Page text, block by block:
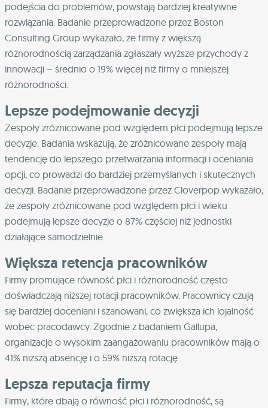
podejścia do problemów, powstają bardziej kreatywne
rozwiązania. Badanie przeprowadzone przez Boston
Consulting Group wykazało, że firmy z większą
różnorodnością zarządzania zgłaszały wyższe przychody z
innowacji – średnio o 19% więcej niż firmy o mniejszej
różnorodności.
Lepsze podejmowanie decyzji
Zespoły zróżnicowane pod względem płci podejmują lepsze
decyzje. Badania wskazują, że zróżnicowane zespoły mają
tendencję do lepszego przetwarzania informacji i oceniania
opcji, co prowadzi do bardziej przemyślanych i skutecznych
decyzji. Badanie przeprowadzone przez Cloverpop wykazało,
że zespoły zróżnicowane pod względem płci i wieku
podejmują lepsze decyzje o 87% częściej niż jednostki
działające samodzielnie.
Większa retencja pracowników
Firmy promujące równość płci i różnorodność często
doświadczają niższej rotacji pracowników. Pracownicy czują
się bardziej doceniani i szanowani, co zwiększa ich lojalność
wobec pracodawcy. Zgodnie z badaniem Gallupa,
organizacje o wysokim zaangażowaniu pracowników mają o
41% niższą absencję i o 59% niższą rotację .
Lepsza reputacja firmy
Firmy, które dbają o równość płci i różnorodność, są